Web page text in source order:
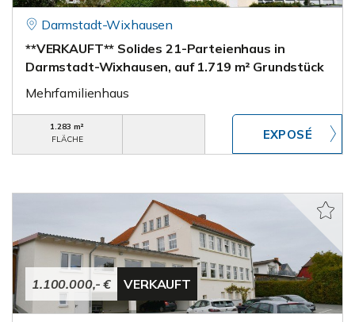
Darmstadt-Wixhausen
**VERKAUFT** Solides 21-Parteienhaus in
Darmstadt-Wixhausen, auf 1.719 m² Grundstück
Mehrfamilienhaus
1.283 m²
FLÄCHE
1.100.000,- € VERKAUFT